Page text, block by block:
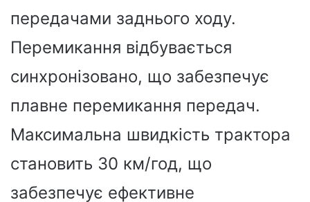
передачами заднього ходу.
Перемикання відбувається
синхронізовано, що забезпечує
плавне перемикання передач.
Максимальна швидкість трактора
становить 30 км/год, що
забезпечує ефективне